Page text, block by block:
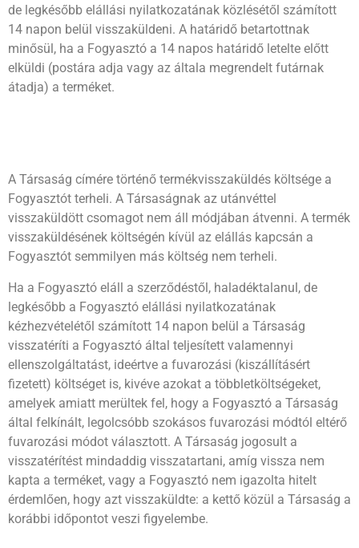
de legkésőbb elállási nyilatkozatának közlésétől számított
14 napon belül visszaküldeni. A határidő betartottnak
minősül, ha a Fogyasztó a 14 napos határidő letelte előtt
elküldi (postára adja vagy az általa megrendelt futárnak
átadja) a terméket.
A Társaság címére történő termékvisszaküldés költsége a
Fogyasztót terheli. A Társaságnak az utánvéttel
visszaküldött csomagot nem áll módjában átvenni. A termék
visszaküldésének költségén kívül az elállás kapcsán a
Fogyasztót semmilyen más költség nem terheli.
Ha a Fogyasztó eláll a szerződéstől, haladéktalanul, de
legkésőbb a Fogyasztó elállási nyilatkozatának
kézhezvételétől számított 14 napon belül a Társaság
visszatéríti a Fogyasztó által teljesített valamennyi
ellenszolgáltatást, ideértve a fuvarozási (kiszállításért
fizetett) költséget is, kivéve azokat a többletköltségeket,
amelyek amiatt merültek fel, hogy a Fogyasztó a Társaság
által felkínált, legolcsóbb szokásos fuvarozási módtól eltérő
fuvarozási módot választott. A Társaság jogosult a
visszatérítést mindaddig visszatartani, amíg vissza nem
kapta a terméket, vagy a Fogyasztó nem igazolta hitelt
érdemlően, hogy azt visszaküldte: a kettő közül a Társaság a
korábbi időpontot veszi figyelembe.